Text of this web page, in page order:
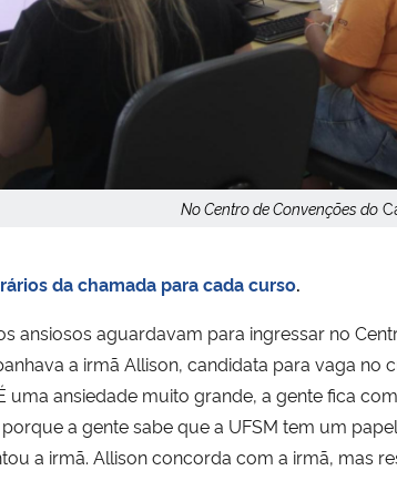
No Centro de Convenções do
da chamada para cada curso.
ansiosos aguardavam para ingressar no
a irmã Allison, candidata para vaga
uma ansiedade muito grande, a gente fica
a gente sabe que a UFSM tem um
a irmã. Allison concorda com a irmã, mas